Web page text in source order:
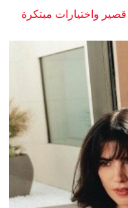
واختيارات مبتكرة